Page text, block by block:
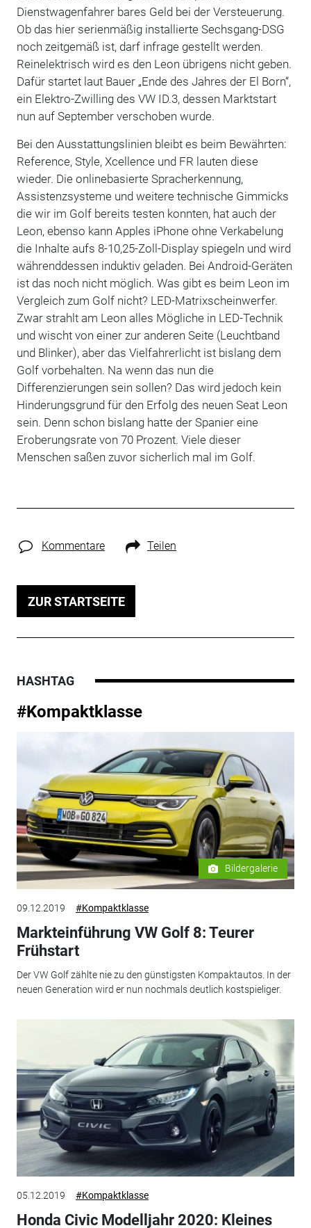
Dienstwagenfahrer bares Geld bei der Versteuerung.
Ob das hier serienmäßig installierte Sechsgang-DSG
noch zeitgemäß ist, darf infrage gestellt werden.
Reinelektrisch wird es den Leon übrigens nicht geben.
Dafür startet laut Bauer „Ende des Jahres der El Born“,
ein Elektro-Zwilling des VW ID.3, dessen Marktstart
nun auf September verschoben wurde.
Bei den Ausstattungslinien bleibt es beim Bewährten:
Reference, Style, Xcellence und FR lauten diese
wieder. Die onlinebasierte Spracherkennung,
Assistenzsysteme und weitere technische Gimmicks
die wir im Golf bereits testen konnten, hat auch der
Leon, ebenso kann Apples iPhone ohne Verkabelung
die Inhalte aufs 8-10,25-Zoll-Display spiegeln und wird
währenddessen induktiv geladen. Bei Android-Geräten
ist das noch nicht möglich. Was gibt es beim Leon im
Vergleich zum Golf nicht? LED-Matrixscheinwerfer.
Zwar strahlt am Leon alles Mögliche in LED-Technik
und wischt von einer zur anderen Seite (Leuchtband
und Blinker), aber das Vielfahrerlicht ist bislang dem
Golf vorbehalten. Na wenn das nun die
Differenzierungen sein sollen? Das wird jedoch kein
Hinderungsgrund für den Erfolg des neuen Seat Leon
sein. Denn schon bislang hatte der Spanier eine
Eroberungsrate von 70 Prozent. Viele dieser
Menschen saßen zuvor sicherlich mal im Golf.
Kommentare Teilen
ZUR STARTSEITE
HASHTAG
#Kompaktklasse
Bildergalerie
09.12.2019 #Kompaktklasse
Markteinführung VW Golf 8: Teurer
Frühstart
Der VW Golf zählte nie zu den günstigsten Kompaktautos. In der
neuen Generation wird er nun nochmals deutlich kostspieliger.
05.12.2019 #Kompaktklasse
Honda Civic Modelljahr 2020: Kleines